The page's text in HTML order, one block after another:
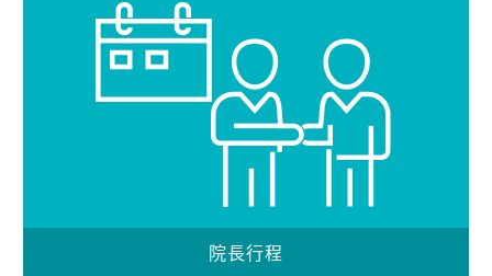
院長行程